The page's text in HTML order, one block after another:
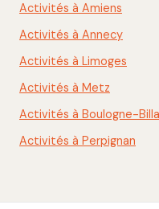
Activités à Amiens
Activités à Annecy
Activités à Limoges
Activités à Metz
Activités à Boulogne-
Activités à Perpignan